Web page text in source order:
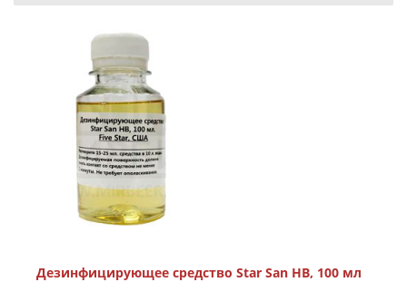
Дезинфицирующее средство Star San HB, 100 мл